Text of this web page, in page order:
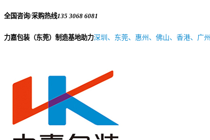
全国咨询/采购热线135 3068 6081
力嘉包装（东莞）制造基地助力深圳、东莞、惠州、佛山、香港、广州